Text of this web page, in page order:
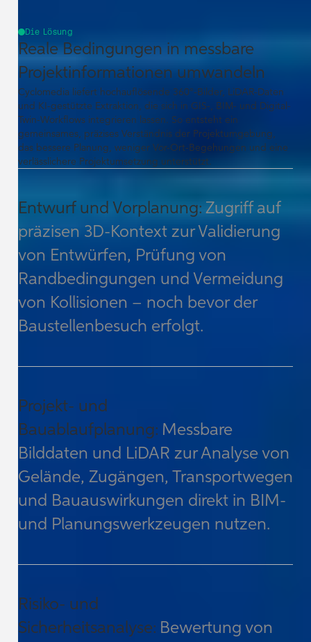
Die Lösung
Reale Bedingungen in messbare
Projektinformationen umwandeln
Cyclomedia liefert hochauflösende 360°-Bilder, LiDAR-Daten
und KI-gestützte Extraktion, die sich in GIS-, BIM- und Digital-
Twin-Workflows integrieren lassen. So entsteht ein
gemeinsames, präzises Verständnis der Projektumgebung,
das bessere Planung, weniger Vor-Ort-Begehungen und eine
verlässlichere Projektumsetzung unterstützt.
Entwurf und Vorplanung: Zugriff auf
präzisen 3D‑Kontext zur Validierung
von Entwürfen, Prüfung von
Randbedingungen und Vermeidung
von Kollisionen – noch bevor der
Baustellenbesuch erfolgt.
Projekt‑ und
Bauablaufplanung: Messbare
Bilddaten und LiDAR zur Analyse von
Gelände, Zugängen, Transportwegen
und Bauauswirkungen direkt in BIM‑
und Planungswerkzeugen nutzen.
Risiko‑ und
Sicherheitsanalyse: Bewertung von